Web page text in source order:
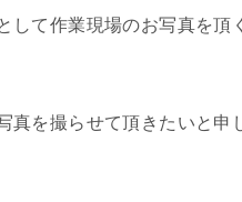
して作業現場のお写真を
真を撮らせて頂きたいと